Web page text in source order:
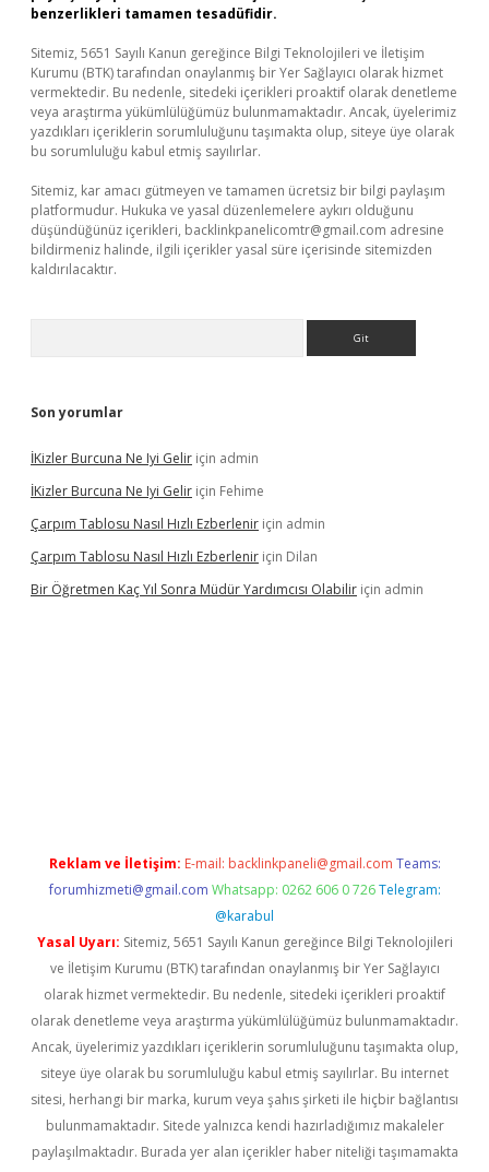
benzerlikleri tamamen tesadüfidir.
Sitemiz, 5651 Sayılı Kanun gereğince Bilgi Teknolojileri ve İletişim
Kurumu (BTK) tarafından onaylanmış bir Yer Sağlayıcı olarak hizmet
vermektedir. Bu nedenle, sitedeki içerikleri proaktif olarak denetleme
veya araştırma yükümlülüğümüz bulunmamaktadır. Ancak, üyelerimiz
yazdıkları içeriklerin sorumluluğunu taşımakta olup, siteye üye olarak
bu sorumluluğu kabul etmiş sayılırlar.
Sitemiz, kar amacı gütmeyen ve tamamen ücretsiz bir bilgi paylaşım
platformudur. Hukuka ve yasal düzenlemelere aykırı olduğunu
düşündüğünüz içerikleri, backlinkpanelicomtr@gmail.com adresine
bildirmeniz halinde, ilgili içerikler yasal süre içerisinde sitemizden
kaldırılacaktır.
Son yorumlar
İKizler Burcuna Ne Iyi Gelir için admin
İKizler Burcuna Ne Iyi Gelir için Fehime
Çarpım Tablosu Nasıl Hızlı Ezberlenir için admin
Çarpım Tablosu Nasıl Hızlı Ezberlenir için Dilan
Bir Öğretmen Kaç Yıl Sonra Müdür Yardımcısı Olabilir için admin
Reklam ve İletişim: E-mail: backlinkpaneli@gmail.com Teams:
forumhizmeti@gmail.com Whatsapp: 0262 606 0 726 Telegram:
@karabul
Yasal Uyarı: Sitemiz, 5651 Sayılı Kanun gereğince Bilgi Teknolojileri
ve İletişim Kurumu (BTK) tarafından onaylanmış bir Yer Sağlayıcı
olarak hizmet vermektedir. Bu nedenle, sitedeki içerikleri proaktif
olarak denetleme veya araştırma yükümlülüğümüz bulunmamaktadır.
Ancak, üyelerimiz yazdıkları içeriklerin sorumluluğunu taşımakta olup,
siteye üye olarak bu sorumluluğu kabul etmiş sayılırlar. Bu internet
sitesi, herhangi bir marka, kurum veya şahıs şirketi ile hiçbir bağlantısı
bulunmamaktadır. Sitede yalnızca kendi hazırladığımız makaleler
paylaşılmaktadır. Burada yer alan içerikler haber niteliği taşımamakta